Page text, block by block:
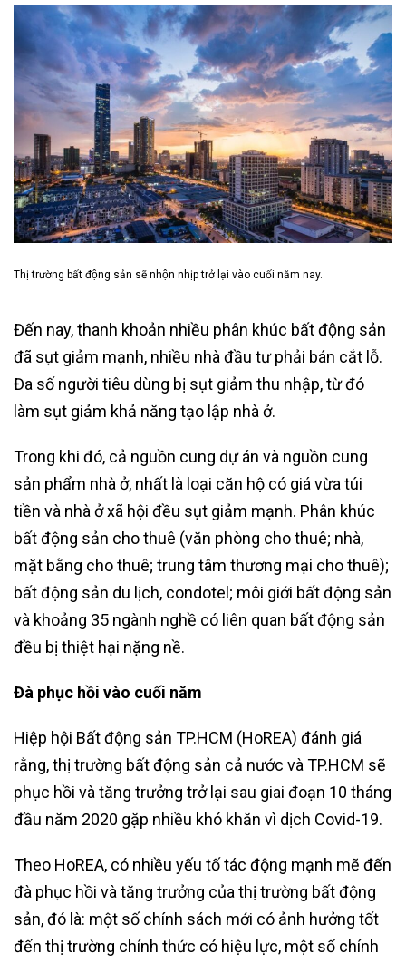
Thị trường bất động sản sẽ nhộn nhịp trở lại vào cuối năm nay.
Đến nay, thanh khoản nhiều phân khúc bất động sản
đã sụt giảm mạnh, nhiều nhà đầu tư phải bán cắt lỗ.
Đa số người tiêu dùng bị sụt giảm thu nhập, từ đó
làm sụt giảm khả năng tạo lập nhà ở.
Trong khi đó, cả nguồn cung dự án và nguồn cung
sản phẩm nhà ở, nhất là loại căn hộ có giá vừa túi
tiền và nhà ở xã hội đều sụt giảm mạnh. Phân khúc
bất động sản cho thuê (văn phòng cho thuê; nhà,
mặt bằng cho thuê; trung tâm thương mại cho thuê);
bất động sản du lịch, condotel; môi giới bất động sản
và khoảng 35 ngành nghề có liên quan bất động sản
đều bị thiệt hại nặng nề.
Đà phục hồi vào cuối năm
Hiệp hội Bất động sản TP.HCM (HoREA) đánh giá
rằng, thị trường bất động sản cả nước và TP.HCM sẽ
phục hồi và tăng trưởng trở lại sau giai đoạn 10 tháng
đầu năm 2020 gặp nhiều khó khăn vì dịch Covid-19.
Theo HoREA, có nhiều yếu tố tác động mạnh mẽ đến
đà phục hồi và tăng trưởng của thị trường bất động
sản, đó là: một số chính sách mới có ảnh hưởng tốt
đến thị trường chính thức có hiệu lực, một số chính